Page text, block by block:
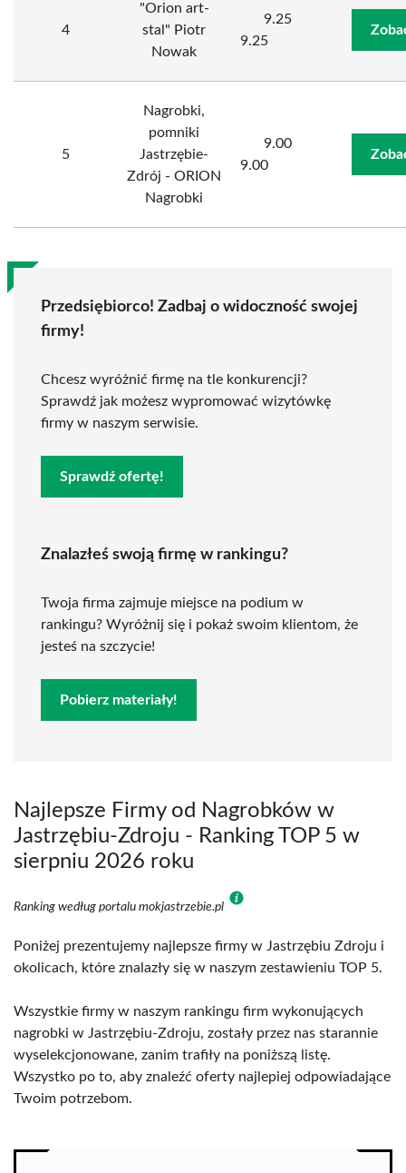
4
"Orion art-
stal" Piotr
Nowak
9.25
9.25
5
Nagrobki,
pomniki
Jastrzębie-
Zdrój - ORION
Nagrobki
9.00
9.00
Przedsiębiorco! Zadbaj o widoczność swojej
firmy!
Chcesz wyróżnić firmę na tle konkurencji?
Sprawdź jak możesz wypromować wizytówkę
firmy w naszym serwisie.
Sprawdź ofertę!
Znalazłeś swoją firmę w rankingu?
Twoja firma zajmuje miejsce na podium w
rankingu? Wyróżnij się i pokaż swoim klientom, że
jesteś na szczycie!
Pobierz materiały!
Najlepsze Firmy od Nagrobków w
Jastrzębiu-Zdroju - Ranking TOP 5 w
sierpniu 2026 roku
Ranking według portalu mokjastrzebie.pl
Poniżej prezentujemy najlepsze firmy w Jastrzębiu Zdroju i
okolicach, które znalazły się w naszym zestawieniu TOP 5.
Wszystkie firmy w naszym rankingu firm wykonujących
nagrobki w Jastrzębiu-Zdroju, zostały przez nas starannie
wyselekcjonowane, zanim trafiły na poniższą listę.
Wszystko po to, aby znaleźć oferty najlepiej odpowiadające
Twoim potrzebom.